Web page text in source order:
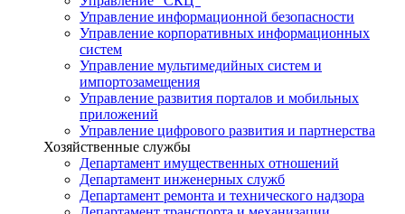
Управление информационной безопасности
Управление корпоративных информационных
систем
Управление мультимедийных систем и
импортозамещения
Управление развития порталов и мобильных
приложений
Управление цифрового развития и партнерства
Хозяйственные службы
Департамент имущественных отношений
Департамент инженерных служб
Департамент ремонта и технического надзора